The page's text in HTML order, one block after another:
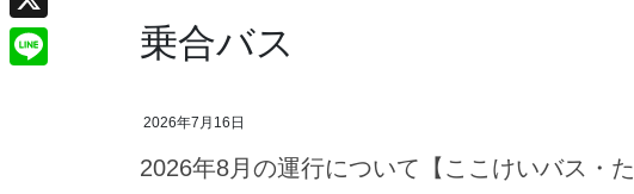
乗合バス
2026年7月16日
2026年8月の運行について【ここけいバス・
a
c
X